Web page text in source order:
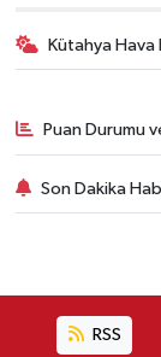
Kütahya Hava
Puan Durumu
Son Dakika
RSS